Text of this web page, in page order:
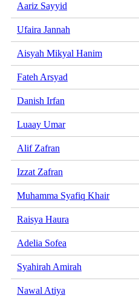
Aariz Sayyid
Ufaira Jannah
Aisyah Mikyal Hanim
Fateh Arsyad
Danish Irfan
Luaay Umar
Alif Zafran
Izzat Zafran
Muhamma Syafiq Khair
Raisya Haura
Adelia Sofea
Syahirah Amirah
Nawal Atiya